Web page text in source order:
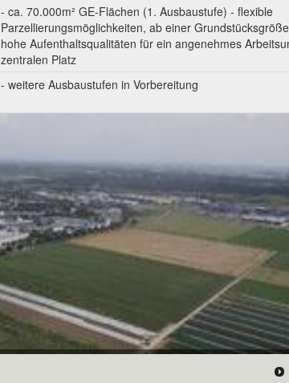
- ca. 70.000m² GE-Flächen (1. Ausbaustufe) - flexible
Parzellierungsmöglichkeiten, ab einer
hohe Aufenthaltsqualitäten für ein angenehmes
zentralen Platz
- weitere Ausbaustufen in Vorbereitung